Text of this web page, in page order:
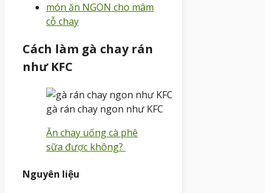
món ăn NGON cho mâm
cỗ chay
Cách làm gà chay rán
như KFC
gà rán chay ngon như KFC
Ăn chay uống cà phê
sữa được không?
Nguyên liệu